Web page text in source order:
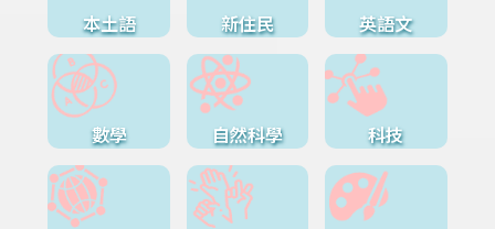
本土語 新住民 英語文
數學 自然科學 科技